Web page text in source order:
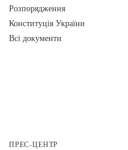
Розпорядження
Конституція України
Всі документи
ПРЕС-ЦЕНТР